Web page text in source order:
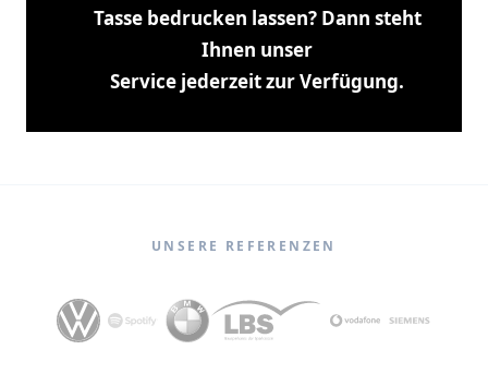
Tassebedrucken lassen? Dann steht
Ihnen unser
Service jederzeit zur Verfügung.
UNSERE REFERENZEN